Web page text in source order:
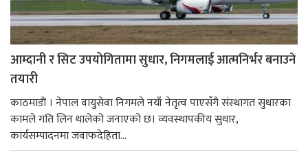
आम्दानी र सिट उपयोगितामा सुधार, निगमलाई आत्मनिर्भर बनाउने
तयारी
काठमाडाैं । नेपाल वायुसेवा निगमले नयाँ नेतृत्व पाएसँगै संस्थागत सुधारका
कामले गति लिन थालेको जनाएको छ। व्यवस्थापकीय सुधार,
कार्यसम्पादनमा जवाफदेहिता...